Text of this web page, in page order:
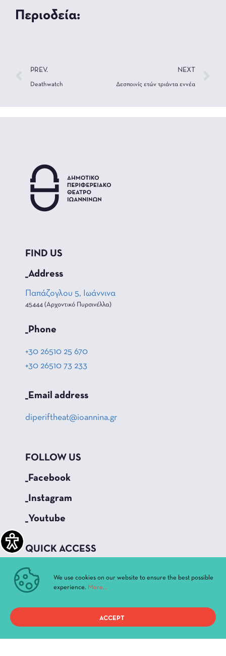
Περιοδεία:
PREV.
Deathwatch
NEXT
Δεσποινίς ετών τριάντα εννέα
FIND US
_Address
Παπάζογλου 5, Ιωάννινα
45444 (Αρχοντικό Πυρσινέλλα)
_Phone
+30 26510 25 670
+30 26510 73 233
_Email address
diperiftheat@ioannina.gr
FOLLOW US
_Facebook
_Instagram
_Youtube
QUICK ACCESS
Current Performances
Archive
News & Announcements
Administration
We use cookies on our website to ensure the best possible
experience. More...
ACCEPT